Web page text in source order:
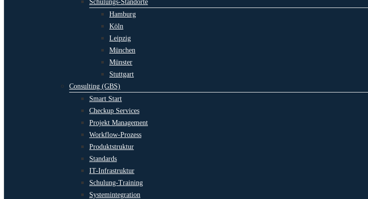
Schulungs-Standorte
Hamburg
Köln
Leipzig
München
Münster
Stuttgart
Consulting (GBS)
Smart Start
Checkup Services
Projekt Management
Workflow-Prozess
Produktstruktur
Standards
IT-Infrastruktur
Schulung-Training
Systemintegration